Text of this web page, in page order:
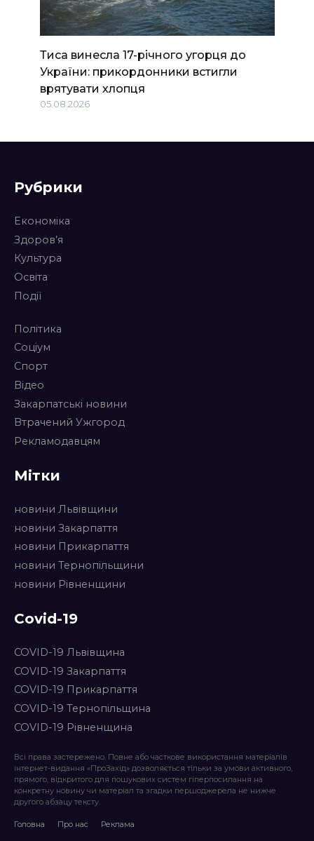
Тиса винесла 17-річного угорця до
України: прикордонники встигли
врятувати хлопця
05.08.2026
Рубрики
Економіка
Здоров’я
Культура
Освіта
Події
Політика
Соціум
Спорт
Відео
Закарпатські новини
Втрачений Ужгород
Рекламодавцям
Мітки
новини Львівщини
новини Закарпаття
новини Прикарпаття
новини Тернопільщини
новини Рівненщини
Covid-19
COVID-19 Львівщина
COVID-19 Закарпаття
COVID-19 Прикарпаття
COVID-19 Тернопільщина
COVID-19 Рівненщина
Всі права застережено. Повне або часткове використання матеріалів
інтернет-видання «ПроЗахід» дозволяється тільки за умови активного,
прямого, відкритого для пошукових систем гіперпосилання на
конкретну новину чи матеріал та згадки першоджерела не нижче
другого абзацу тексту.
Головна Про нас Реклама